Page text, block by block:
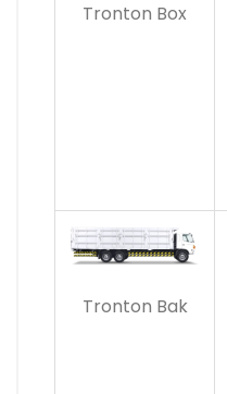
Tronton Box
Tronton Bak